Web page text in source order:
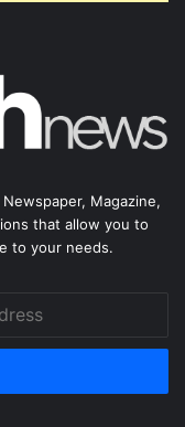
Magazine,
that allow you to
to your needs.